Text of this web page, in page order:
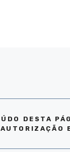
DESTA